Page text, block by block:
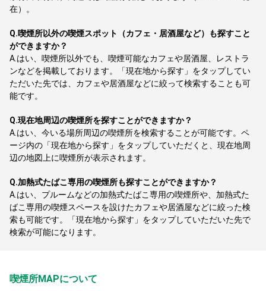
在）。
Q.喫煙所以外の喫煙スポット（カフェ・居酒屋など）も探すこと
ができますか？
A. はい、喫煙所以外でも、喫煙可能なカフェや居酒屋、レストラ
ンなどを掲載しております。「現在地から探す」をタップしてい
ただいた先では、カフェや居酒屋などに絞って検索することも可
能です。
Q.現在地周辺の喫煙所を探すことができますか？
A. はい、今いる場所周辺の喫煙所を検索することが可能です。ペ
ージ内の「現在地から探す」をタップしていただくと、現在地周
辺の地図上に喫煙所が表示されます。
Q.加熱式たばこ専用の喫煙所も探すことができますか？
A. はい、プルームなどの加熱式たばこ専用の喫煙所や、加熱式た
ばこ専用の喫煙スペースを設けたカフェや居酒屋などに絞った検
索も可能です。「現在地から探す」をタップしていただいた先で
検索が可能になります。
喫煙所MAPについて